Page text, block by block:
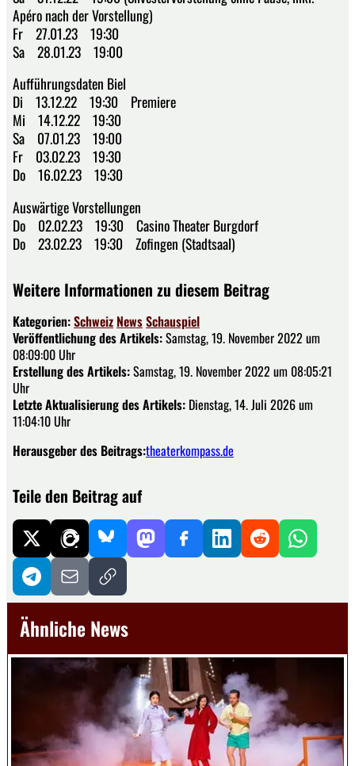
Apéro nach der Vorstellung)
Fr 27.01.23 19:30
Sa 28.01.23 19:00
Aufführungsdaten Biel
Di 13.12.22 19:30 Premiere
Mi 14.12.22 19:30
Sa 07.01.23 19:00
Fr 03.02.23 19:30
Do 16.02.23 19:30
Auswärtige Vorstellungen
Do 02.02.23 19:30 Casino Theater Burgdorf
Do 23.02.23 19:30 Zofingen (Stadtsaal)
Weitere Informationen zu diesem Beitrag
Kategorien:Schweiz NewsSchauspiel
Veröffentlichung des Artikels:Samstag, 19. November 2022 um
08:09:00 Uhr
Erstellung des Artikels:Samstag, 19. November 2022 um 08:05:21
Uhr
Letzte Aktualisierung des Artikels: Dienstag, 14. Juli 2026 um
11:04:10 Uhr
Herausgeber des Beitrags:theaterkompass.de
Teile den Beitrag auf
Ähnliche News